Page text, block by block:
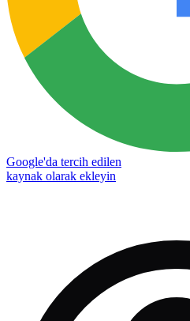
Google'da tercih edilen
kaynak olarak ekleyin